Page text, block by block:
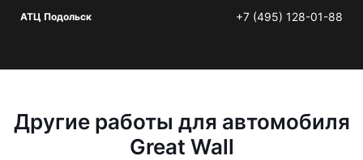
АТЦ Подольск +7 (495) 128-01-88
Другие работы для автомобиля
Great Wall